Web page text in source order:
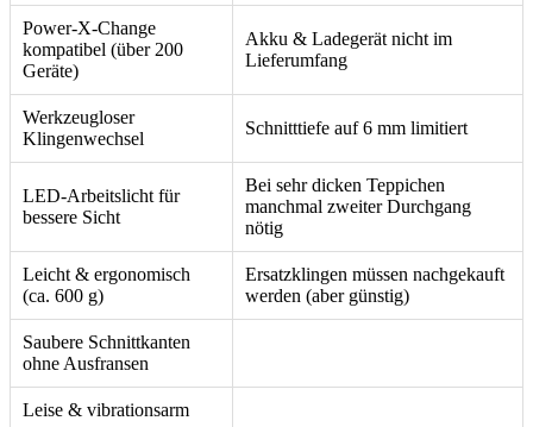
Power-X-Change
kompatibel (über 200
Geräte)
Akku & Ladegerät nicht im
Lieferumfang
Werkzeugloser
Klingenwechsel
Schnitttiefe auf 6 mm limitiert
LED-Arbeitslicht für
bessere Sicht
Bei sehr dicken Teppichen
manchmal zweiter Durchgang
nötig
Leicht & ergonomisch
(ca. 600 g)
Ersatzklingen müssen nachgekauft
werden (aber günstig)
Saubere Schnittkanten
ohne Ausfransen
Leise & vibrationsarm